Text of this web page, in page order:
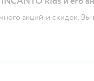
акций и скидок.